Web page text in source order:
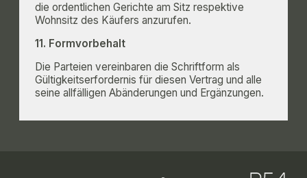
die ordentlichen Gerichte am Sitz respektive
Wohnsitz des Käufers anzurufen.
11. Formvorbehalt
Die Parteien vereinbaren die Schriftform als
Gültigkeitserfordernis für diesen Vertrag und alle
seine allfälligen Abänderungen und Ergänzungen.